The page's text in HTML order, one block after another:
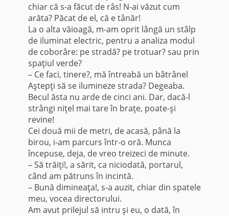
chiar că s-a făcut de râs! N-ai văzut cum
arăta? Păcat de el, că e tânăr!
La o alta văioagă, m-am oprit lângă un stâlp
de iluminat electric, pentru a analiza modul
de coborâre: pe stradă? pe trotuar? sau prin
spaţiul verde?
– Ce faci, tinere?, mă întreabă un bâtrânel
Aştepţi să se ilumineze stra­da? Degeaba.
Becul ăsta nu arde de cinci ani. Dar, dacă-l
strângi niţel mai tare în braţe, poate-şi
revine!
Cei două mii de metri, de acasă, până la
birou, i-am par­curs într-o oră. Munca
începuse, deja, de vreo treizeci de minute.
– Să trăiţi!, a sărit, ca niciodată, portarul,
când am pătruns în incintă.
– Bună dimineaţa!, s-a auzit, chiar din spatele
meu, vocea directorului.
Am avut pri­lejul să intru şi eu, o dată, în